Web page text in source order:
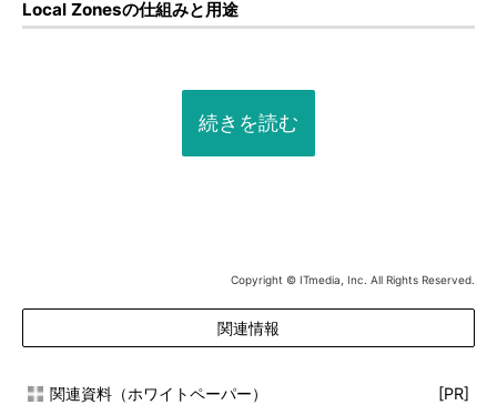
Local Zonesの仕組みと用途
続きを読む
Copyright © ITmedia, Inc. All Rights Reserved.
関連情報
関連資料（ホワイトペーパー） [PR]